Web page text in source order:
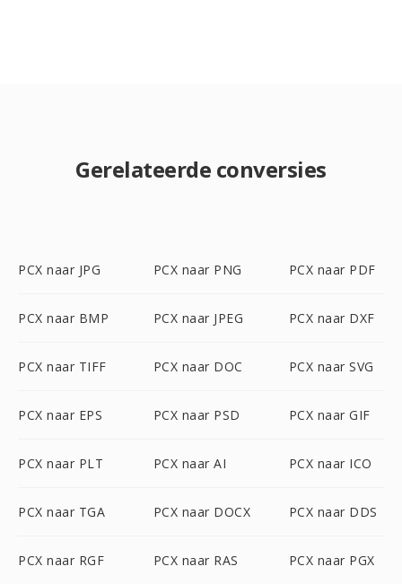
Gerelateerde conversies
PCX naar JPG PCX naar PNG PCX naar PDF
PCX naar BMP PCX naar JPEG PCX naar DXF
PCX naar TIFF PCX naar DOC PCX naar SVG
PCX naar EPS PCX naar PSD PCX naar GIF
PCX naar PLT PCX naar AI PCX naar ICO
PCX naar TGA PCX naar DOCX PCX naar DDS
PCX naar RGF PCX naar RAS PCX naar PGX